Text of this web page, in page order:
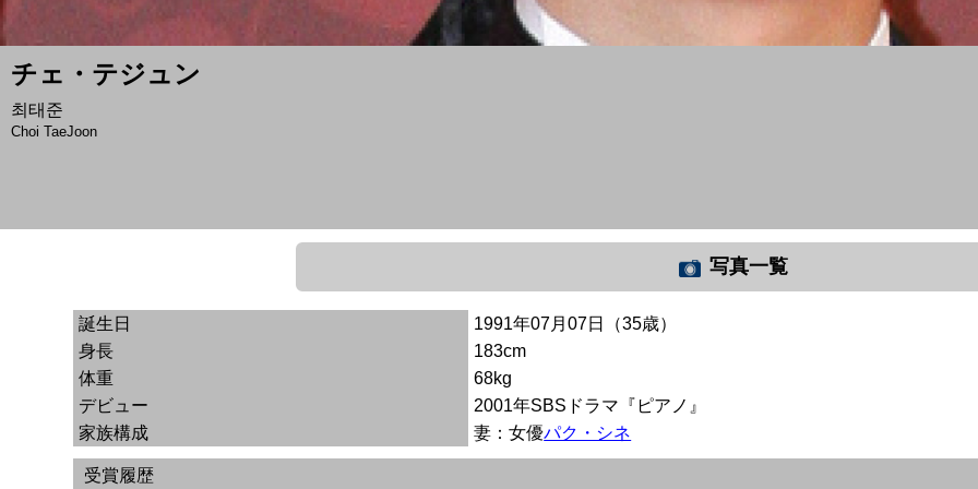
チェ・テジュン
최태준
Choi TaeJoon
写真一覧
誕生日
1991年07月07日（35歳）
身長
183cm
体重
68kg
デビュー
2001年SBSドラマ『ピアノ』
家族構成
妻：女優パク・シネ
受賞履歴